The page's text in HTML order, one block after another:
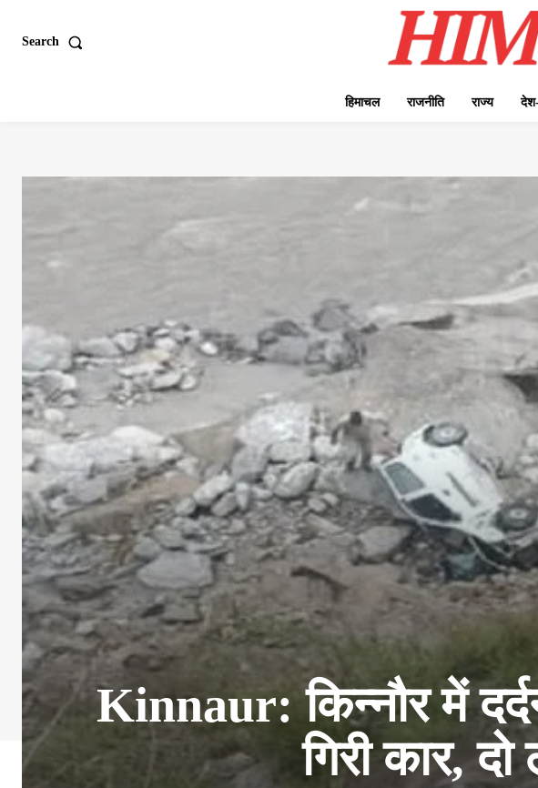
Search
हिमाचल राजनीति राज्य
Kinnaur: किन्नौर में
गिरी कार,